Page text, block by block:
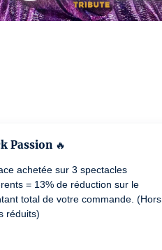
Passion 🔥
achetée sur 3 spectacles
= 13% de réduction sur le
total de votre commande. (Hors
réduits)